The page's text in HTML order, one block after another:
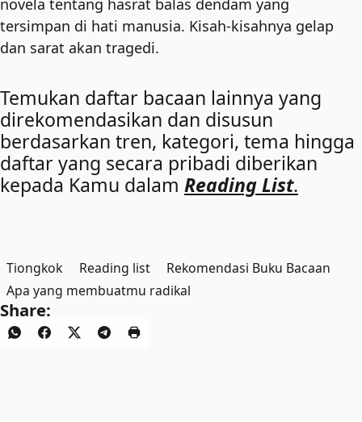
tersimpan di hati manusia. Kisah-kisahnya gelap
dan sarat akan tragedi.
Temukan daftar bacaan lainnya yang
direkomendasikan dan disusun
berdasarkan tren, kategori, tema hingga
daftar yang secara pribadi diberikan
kepada Kamu dalam Reading List.
Tiongkok Reading list
Rekomendasi Buku Bacaan
Apa yang membuatmu radikal
Share: